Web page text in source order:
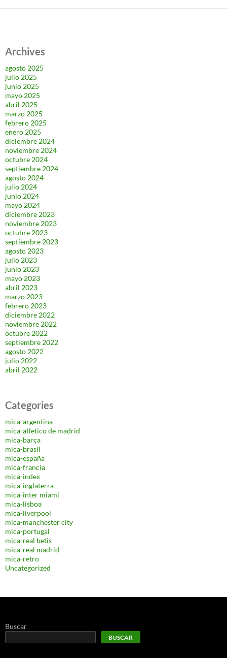
Archives
agosto 2025
julio 2025
junio 2025
mayo 2025
abril 2025
marzo 2025
febrero 2025
enero 2025
diciembre 2024
noviembre 2024
octubre 2024
septiembre 2024
agosto 2024
julio 2024
junio 2024
mayo 2024
diciembre 2023
noviembre 2023
octubre 2023
septiembre 2023
agosto 2023
julio 2023
junio 2023
mayo 2023
abril 2023
marzo 2023
febrero 2023
diciembre 2022
noviembre 2022
octubre 2022
septiembre 2022
agosto 2022
julio 2022
abril 2022
Categories
mica-argentina
mica-atletico de madrid
mica-barça
mica-brasil
mica-españa
mica-francia
mica-index
mica-inglaterra
mica-inter miami
mica-lisboa
mica-liverpool
mica-manchester city
mica-portugal
mica-real betis
mica-real madrid
mica-retro
Uncategorized
Buscar
BUSCAR